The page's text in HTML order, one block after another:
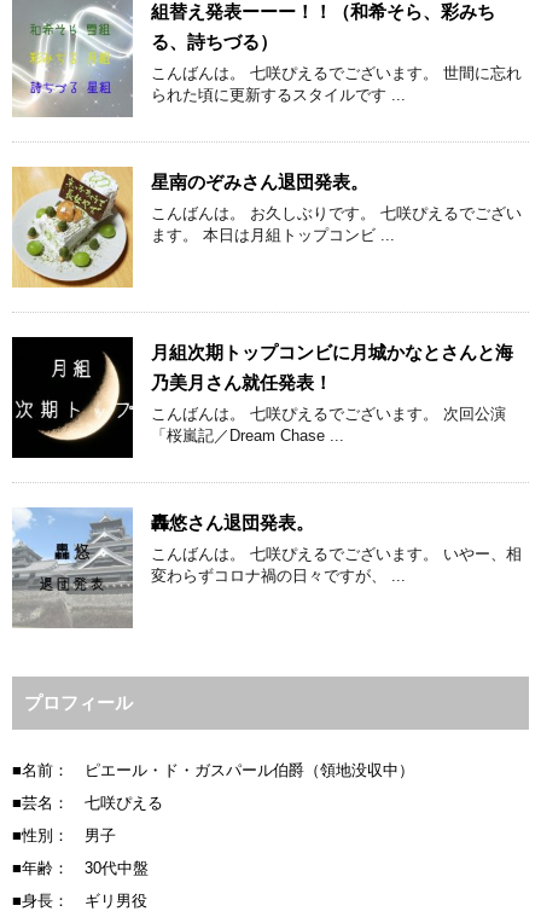
組替え発表ーーー！！（和希そら、彩みち
る、詩ちづる）
こんばんは。 七咲ぴえるでございます。 世間に忘れ
られた頃に更新するスタイルです ...
星南のぞみさん退団発表。
こんばんは。 お久しぶりです。 七咲ぴえるでござい
ます。 本日は月組トップコンビ ...
月組次期トップコンビに月城かなとさんと海
乃美月さん就任発表！
こんばんは。 七咲ぴえるでございます。 次回公演
「桜嵐記／Dream Chase ...
轟悠さん退団発表。
こんばんは。 七咲ぴえるでございます。 いやー、相
変わらずコロナ禍の日々ですが、 ...
プロフィール
■名前： ピエール・ド・ガスパール伯爵（領地没収中）
■芸名： 七咲ぴえる
■性別： 男子
■年齢： 30代中盤
■身長： ギリ男役